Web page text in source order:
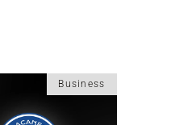
Business